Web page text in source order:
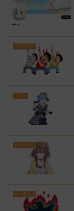
ホロライブ
アニメ
ホロライブ
ホロライブ